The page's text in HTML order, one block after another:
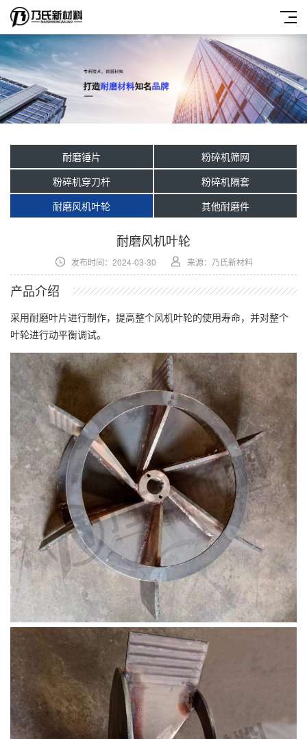
耐磨锤片
粉碎机筛网
粉碎机穿刀杆
粉碎机隔套
耐磨风机叶轮
其他耐磨件
耐磨风机叶轮
发布时间：2024-03-30 来源：乃氏新材料
产品介绍
采用耐磨叶片进行制作，提高整个风机叶轮的使用寿命，并对整个
叶轮进行动平衡调试。